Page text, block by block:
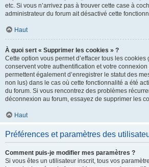
etc. Si vous n’arrivez pas à trouver cette case à
administrateur du forum ait désactivé cette
Haut
À quoi sert « Supprimer les cookies » ?
Cette option vous permet d’effacer tous les
conservent votre authentification et votre
permettent également d’enregistrer le statut des
non lus) dans le cas où cette fonctionnalité a été
du forum. Si vous rencontrez des problèmes
déconnexion au forum, essayez de supprimer les
Haut
Préférences et paramètres des
Comment puis-je modifier mes paramètres ?
Si vous êtes un utilisateur inscrit, tous vos